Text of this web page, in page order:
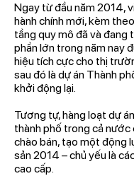
Ngay từ đầu năm 2014,
hành chính mới, kèm
tầng quy mô đã và đang
phần lớn trong năm nay
hiệu tích cực cho thị
sau đó là dự án Thành
khởi động lại.
Tương tự, hàng loạt dự
thành phố trong cả nước
chào bán, tạo một động
sản 2014 – chủ yếu là
cao cấp.